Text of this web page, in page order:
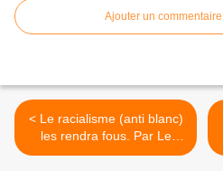
Ajouter un commentaire
< Le racialisme (anti blanc)
les rendra fous. Par Le
Scrutateur.